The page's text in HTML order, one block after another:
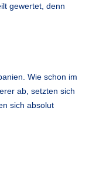
gewertet, denn
Wie schon im
ab, setzten sich
sich absolut